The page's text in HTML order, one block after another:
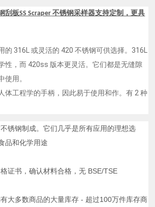
刮板SS Scraper 不锈钢采样器支持定制，更具
的 316L 或灵活的 420 不锈钢可供选择。316L
性，而 420ss 版本更灵活。它们都是无缝隙
使用。
体工程学的手柄，因此易于使用和作。有 2 种
锈钢制成。它们几乎是所有应用的理想选
品和化学用途
证书，确认材料合格，无 BSE/TSE
大多数商品的大量库存 - 超过100万件库存商